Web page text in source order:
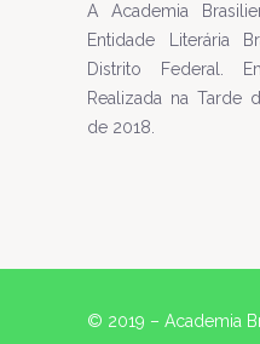
A Academia
Entidade Literária
Distrito Federal.
Realizada na Tarde
de 2018.
© 2019 – Academia